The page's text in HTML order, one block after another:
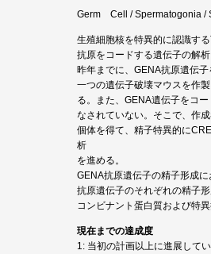
Germ Cell / Spermatogonia /
生殖細胞核を特異的に認識す
抗原をコードする遺伝子の解
昨年までに、GENA抗原遺伝
一つの遺伝子破壊マウスを作
る。また、GENA遺伝子をコ
なされていない。そこで、作
個体を得て、精子特異的に
析
を進める。
GENA抗原遺伝子の精子形成
抗原遺伝子のそれぞれの精子
コンビナント蛋白質および特
現在までの達成度
1: 当初の計画以上に進展して